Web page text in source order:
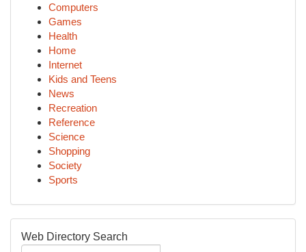
Computers
Games
Health
Home
Internet
Kids and Teens
News
Recreation
Reference
Science
Shopping
Society
Sports
Web Directory Search